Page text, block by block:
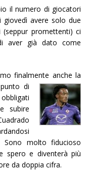
il numero di giocatori
giovedì avere solo due
promettenti) ci
aver già dato come
finalmente anche la
di
subire
Sono molto fiducioso
spero e diventerà più
da doppia cifra.